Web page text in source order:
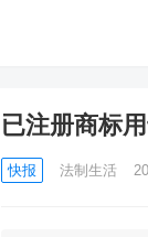
已注册商标
快报 法制生活